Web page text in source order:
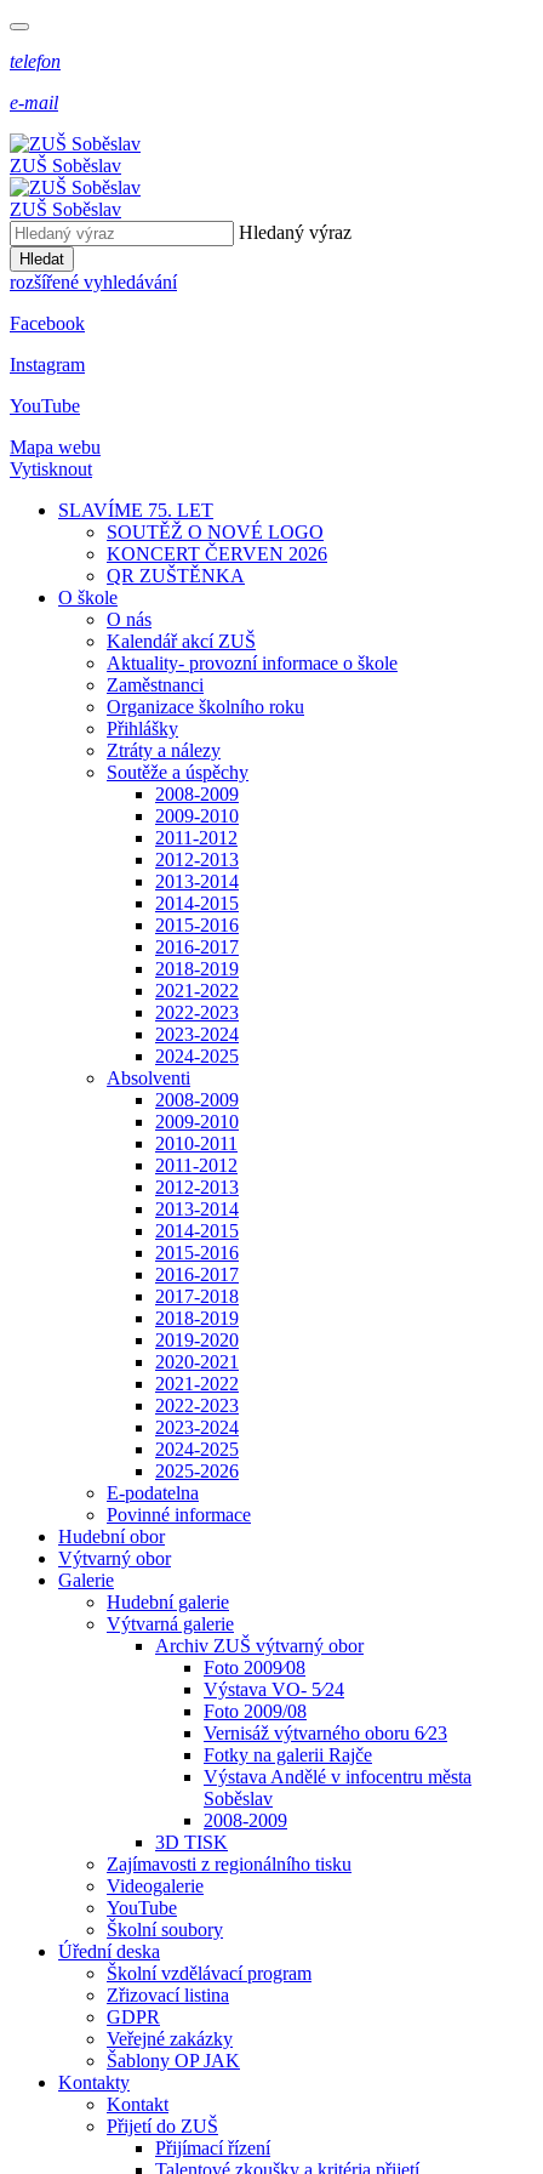
telefon
e-mail
ZUŠ Soběslav
ZUŠ Soběslav
Hledaný výraz
Hledat
rozšířené vyhledávání
Facebook
Instagram
YouTube
Mapa webu
Vytisknout
SLAVÍME 75. LET
SOUTĚŽ O NOVÉ LOGO
KONCERT ČERVEN 2026
QR ZUŠTĚNKA
O škole
O nás
Kalendář akcí ZUŠ
Aktuality- provozní informace o škole
Zaměstnanci
Organizace školního roku
Přihlášky
Ztráty a nálezy
Soutěže a úspěchy
2008-2009
2009-2010
2011-2012
2012-2013
2013-2014
2014-2015
2015-2016
2016-2017
2018-2019
2021-2022
2022-2023
2023-2024
2024-2025
Absolventi
2008-2009
2009-2010
2010-2011
2011-2012
2012-2013
2013-2014
2014-2015
2015-2016
2016-2017
2017-2018
2018-2019
2019-2020
2020-2021
2021-2022
2022-2023
2023-2024
2024-2025
2025-2026
E-podatelna
Povinné informace
Hudební obor
Výtvarný obor
Galerie
Hudební galerie
Výtvarná galerie
Archiv ZUŠ výtvarný obor
Foto 2009⁄08
Výstava VO- 5⁄24
Foto 2009/08
Vernisáž výtvarného oboru 6⁄23
Fotky na galerii Rajče
Výstava Andělé v infocentru města
Soběslav
2008-2009
3D TISK
Zajímavosti z regionálního tisku
Videogalerie
YouTube
Školní soubory
Úřední deska
Školní vzdělávací program
Zřizovací listina
GDPR
Veřejné zakázky
Šablony OP JAK
Kontakty
Kontakt
Přijetí do ZUŠ
Přijímací řízení
Talentové zkoušky a kritéria přijetí